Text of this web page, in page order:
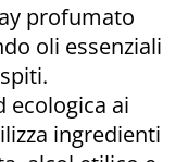
profumato
oli essenziali
ecologica ai
ingredienti